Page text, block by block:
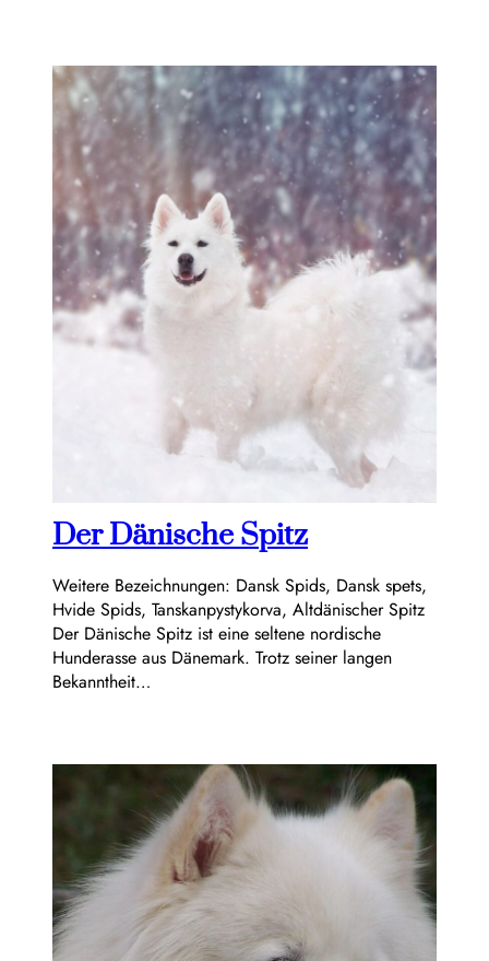
Der Dänische Spitz
Weitere Bezeichnungen: Dansk Spids, Dansk spets,
Hvide Spids, Tanskanpystykorva, Altdänischer Spitz
Der Dänische Spitz ist eine seltene nordische
Hunderasse aus Dänemark. Trotz seiner langen
Bekanntheit…